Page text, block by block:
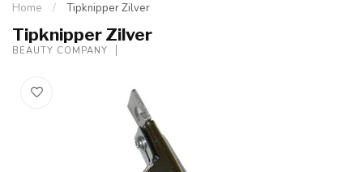
Home / Tipknipper Zilver
Tipknipper Zilver
BEAUTY COMPANY